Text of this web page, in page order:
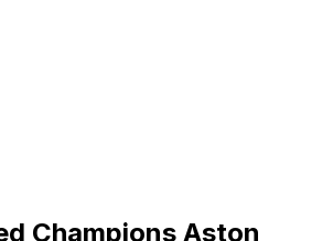
Champions Aston